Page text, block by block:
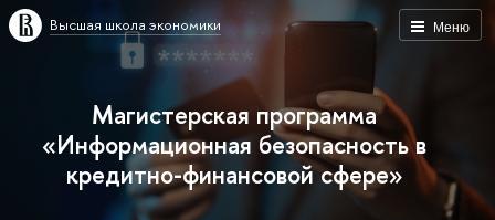
Меню
Высшая школа экономики
Магистерская программа
«Информационная безопасность в
кредитно-финансовой сфере»